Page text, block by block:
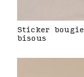
Sticker
bisous